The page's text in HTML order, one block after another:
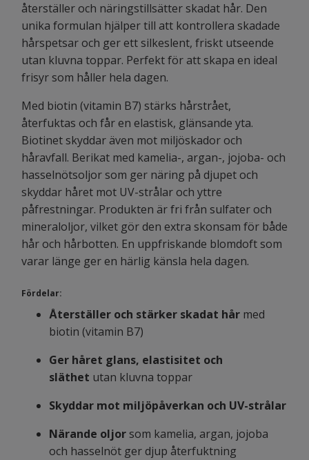
återställer och näringstillsätter skadat hår. Den
unika formulan hjälper till att kontrollera skadade
hårspetsar och ger ett silkeslent, friskt utseende
utan kluvna toppar. Perfekt för att skapa en ideal
frisyr som håller hela dagen.
Med biotin (vitamin B7) stärks hårstrået,
återfuktas och får en elastisk, glänsande yta.
Biotinet skyddar även mot miljöskador och
håravfall. Berikat med kamelia-, argan-, jojoba- och
hasselnötsoljor som ger näring på djupet och
skyddar håret mot UV-strålar och yttre
påfrestningar. Produkten är fri från sulfater och
mineraloljor, vilket gör den extra skonsam för både
hår och hårbotten. En uppfriskande blomdoft som
varar länge ger en härlig känsla hela dagen.
Fördelar:
Återställer och stärker skadat hår med
biotin (vitamin B7)
Ger håret glans, elastisitet och
släthet utan kluvna toppar
Skyddar mot miljöpåverkan och UV-strålar
Närande oljor som kamelia, argan, jojoba
och hasselnöt ger djup återfuktning